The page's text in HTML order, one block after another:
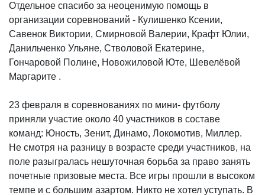
Отдельное спасибо за неоценимую помощь в
организации соревнований - Кулишенко Ксении,
Савенок Виктории, Смирновой Валерии, Крафт Юлии,
Данильченко Ульяне, Стволовой Екатерине,
Гончаровой Полине, Новожиловой Юте, Шевелёвой
Маргарите .
23 февраля в соревнованиях по мини- футболу
приняли участие около 40 участников в составе
команд: Юность, Зенит, Динамо, Локомотив, Миллер.
Не смотря на разницу в возрасте среди участников, на
поле разыгралась нешуточная борьба за право занять
почетные призовые места. Все игры прошли в высоком
темпе и с большим азартом. Никто не хотел уступать. В